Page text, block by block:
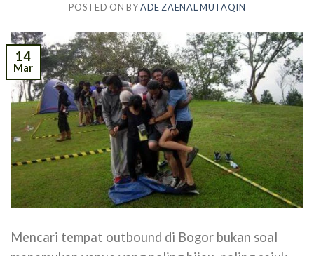
POSTED ON BYADE ZAENAL MUTAQIN
14
Mar
Mencari tempat outbound di Bogor bukan soal